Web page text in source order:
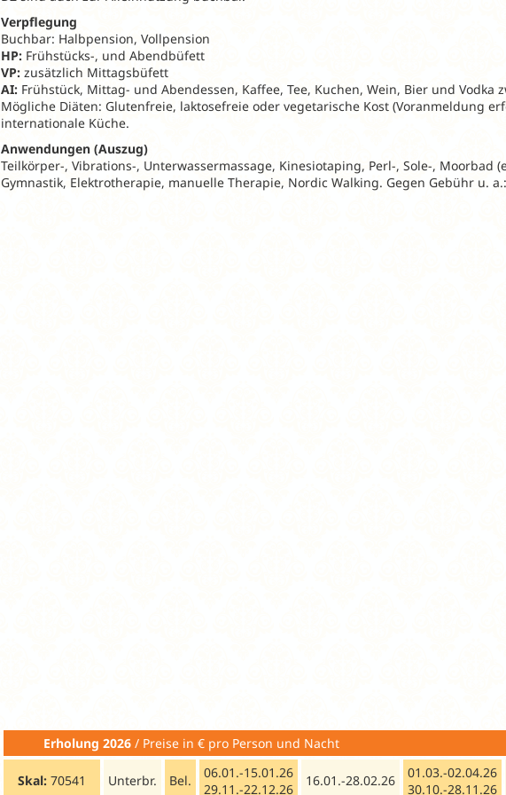
Verpflegung
Buchbar: Halbpension, Vollpension
HP: Frühstücks-, und Abendbüfett
VP: zusätzlich Mittagsbüfett
AI: Frühstück, Mittag- und Abendessen, Kaffee, Tee, Kuchen, Wein, Bier und Vodka
Mögliche Diäten: Glutenfreie, laktosefreie oder vegetarische Kost (Voranmeldung
internationale Küche.
Anwendungen (Auszug)
Teilkörper-, Vibrations-, Unterwassermassage, Kinesiotaping, Perl-, Sole-, Moorbad
Gymnastik, Elektrotherapie, manuelle Therapie, Nordic Walking. Gegen Gebühr u.
Erholung 2026 / Preise in € pro Person und Nacht
Skal: 70541 Unterbr. Bel.
06.01.-15.01.26
29.11.-22.12.26
16.01.-28.02.26
01.03.-02.04.26
30.10.-28.11.26